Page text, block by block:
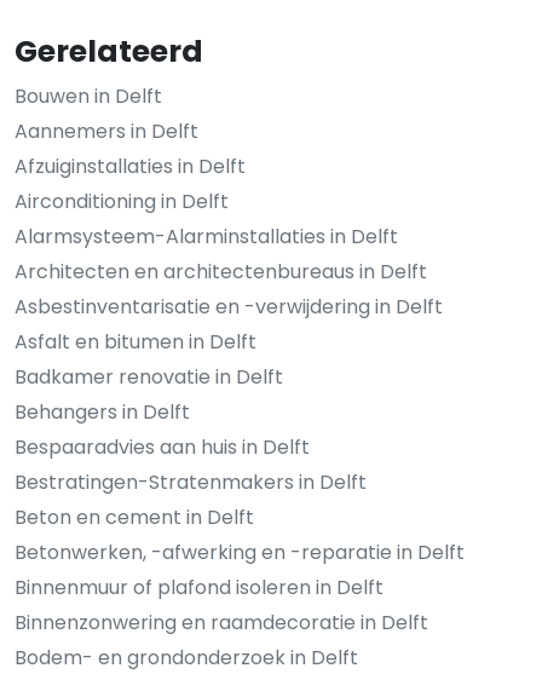
Gerelateerd
Bouwen in Delft
Aannemers in Delft
Afzuiginstallaties in Delft
Airconditioning in Delft
Alarmsysteem-Alarminstallaties in Delft
Architecten en architectenbureaus in Delft
Asbestinventarisatie en -verwijdering in Delft
Asfalt en bitumen in Delft
Badkamer renovatie in Delft
Behangers in Delft
Bespaaradvies aan huis in Delft
Bestratingen-Stratenmakers in Delft
Beton en cement in Delft
Betonwerken, -afwerking en -reparatie in Delft
Binnenmuur of plafond isoleren in Delft
Binnenzonwering en raamdecoratie in Delft
Bodem- en grondonderzoek in Delft